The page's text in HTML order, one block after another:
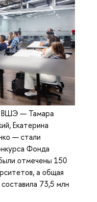
ВШЭ — Тамара
Екатерина
— стали
Фонда
отмечены 150
а общая
73,5 млн